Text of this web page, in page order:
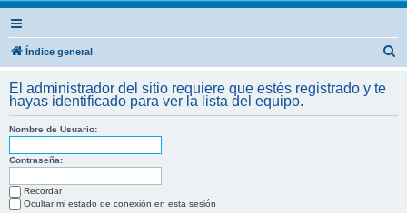
Índice general
c
El administrador del sitio requiere que estés registrado y te
hayas identificado para ver la lista del equipo.
Nombre de Usuario:
Contraseña:
Recordar
Ocultar mi estado de conexión en esta sesión